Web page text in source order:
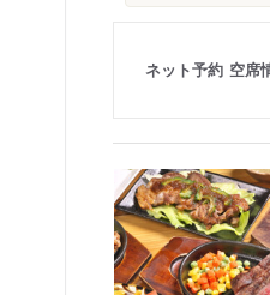
ネット予約 空席